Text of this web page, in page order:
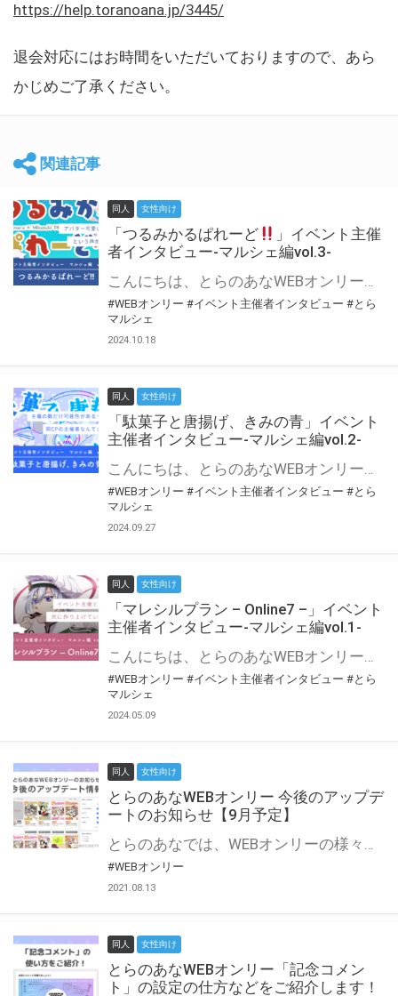
https://help.toranoana.jp/3445/
退会対応にはお時間をいただいておりますので、あら
かじめご了承ください。
関連記事
同人 女性向け
「つるみかるぱれーど
」イベント主催
者インタビュー-マルシェ編vol.3-
こんにちは、とらのあなWEBオンリー運営スタッフです。 新たにお届けする、イベント主催者インタビュー-マルシェ編-は、 とらのあなWEBオンリー「マルシェ」をご利用した主催様に 「マルシェ」を使って開催した感想や心がけをお聞きする企画です。 今回は、WEBオンリー初開催「つるみかるぱれーど
#WEBオンリー #イベント主催者インタビュー #とら
マルシェ
2024.10.18
同人 女性向け
「駄菓子と唐揚げ、きみの青」イベント
主催者インタビュー-マルシェ編vol.2-
こんにちは、とらのあなWEBオンリー運営スタッフです。 新たにお届けする、イベント主催者インタビュー-マルシェ編-は、 とらのあなWEBオンリー「マルシェ」をご利用の主催様に 「マルシェ」を使ってイベントを開催した感想や心がけをお聞きする企画です。 今回は、WEBオンリー初開催「駄菓子と唐揚げ、きみの青」より、 主催のぎこ六屋様にお話を伺いました。 協力：ぎこ六屋様／イベント公式Twitter（@krkgwks） とらのあなWEBオンリー「マルシェ」とは？ WEBオンリーでリアルタイムでコミュニケーションがとれるオンライン会場です。
#WEBオンリー #イベント主催者インタビュー #とら
マルシェ
2024.09.27
同人 女性向け
「マレシルプラン – Online7 –」イベント
主催者インタビュー-マルシェ編vol.1-
こんにちは、とらのあなWEBオンリー運営スタッフです。 新たにお届けする、イベント主催者インタビュー-マルシェ編-は、 とらのあなWEBオンリー「マルシェ」をご利用した主催様に 「マルシェ」を使って開催した感想や心がけをお聞きする企画です。 今回は、WEBオンリー開催7回目迎えた「マレシルプラン – Online7 –」より、 主催の玉川うた様にお話を伺いました。 ▼マレシルプランのインタビュー前回記事 「イベント主催者インタビュー vol.6」はこちら 協力：玉川うた様（マレシルプラン実行委員会 代表）／イベント公式Twitter（@mallesil_plan） とらのあなWEBオンリー「マルシェ」とは？ WEBオンリーでリアルタイムでコミュニケーションがとれるオンライン会場です。
#WEBオンリー #イベント主催者インタビュー #とら
マルシェ
2024.05.09
同人 女性向け
とらのあなWEBオンリー 今後のアップデ
ートのお知らせ【9月予定】
とらのあなでは、WEBオンリーの様々な支援を実施しています。 今回は2021年9月に実装を予定しているアップデート情報についてご紹介いたします。 とらのあなWEBオンリーサイトはこちら
#WEBオンリー
2021.08.13
同人 女性向け
とらのあなWEBオンリー「記念コメン
ト」の設定の仕方などをご紹介します！